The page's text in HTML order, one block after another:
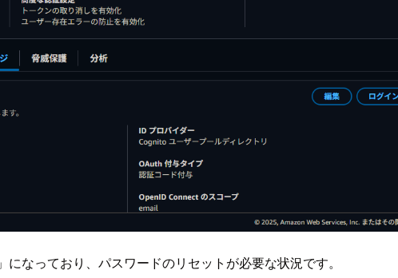
なっており、パスワードのリセットが必要な状況です。